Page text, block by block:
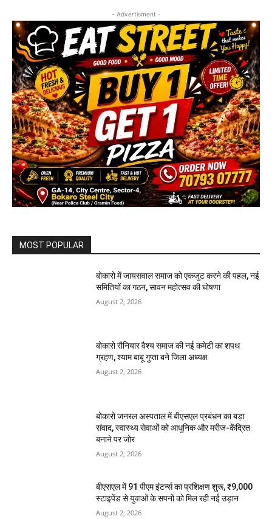
- Advertisment -
MOST POPULAR
बोकारो में जायसवाल समाज को एकजुट करने की पहल, नई
समितियों का गठन, सावन महोत्सव की घोषणा
August 2, 2026
बोकारो रौनियार वैश्य समाज की नई कमेटी का शपथ
ग्रहण, श्याम बाबू गुप्ता बने जिला अध्यक्ष
August 2, 2026
बोकारो जनरल अस्पताल में बीएसएल प्रबंधन का बड़ा
संवाद, स्वास्थ्य सेवाओं को आधुनिक और मरीज-केंद्रित
बनाने पर जोर
August 2, 2026
बीएसएल में 91 पीएम इंटर्न्स का प्रशिक्षण शुरू, ₹9,000
स्टाइपेंड से युवाओं के सपनों को मिल रही नई उड़ान
August 2, 2026